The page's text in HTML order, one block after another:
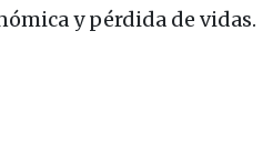
y pérdida de vidas.